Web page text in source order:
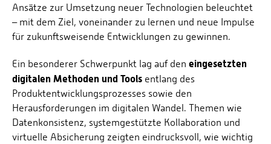
Ansätze zur Umsetzung neuer Technologien beleuchtet
– mit dem Ziel, voneinander zu lernen und neue Impulse
für zukunftsweisende Entwicklungen zu gewinnen.
Ein besonderer Schwerpunkt lag auf den eingesetzten
digitalen Methoden und Tools entlang des
Produktentwicklungsprozesses sowie den
Herausforderungen im digitalen Wandel. Themen wie
Datenkonsistenz, systemgestützte Kollaboration und
virtuelle Absicherung zeigten eindrucksvoll, wie wichtig